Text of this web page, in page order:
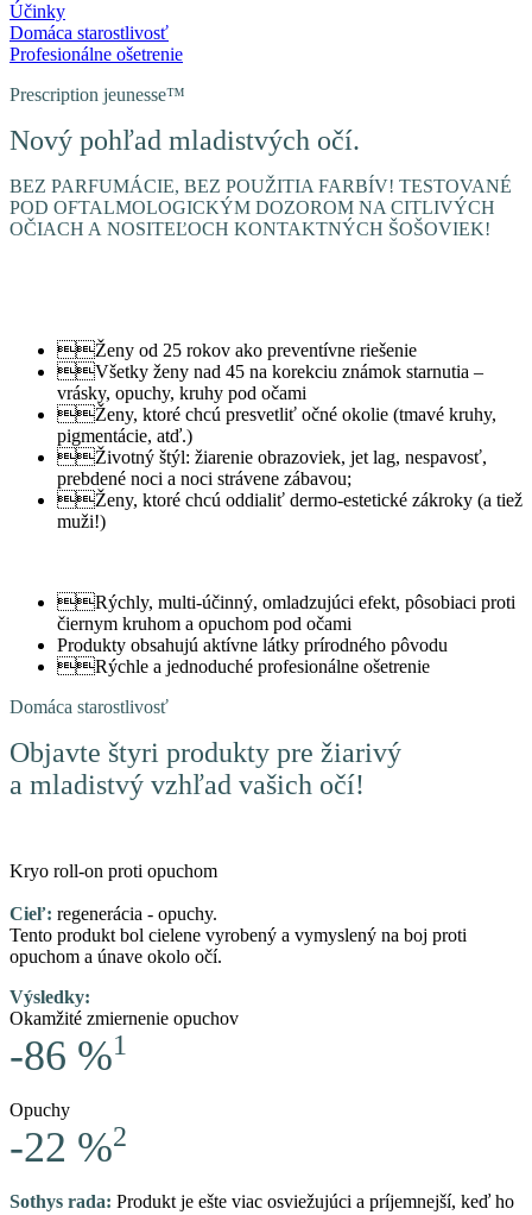
Účinky
Domáca starostlivosť
Profesionálne ošetrenie
Prescription jeunesse™
Nový pohľad mladistvých očí.
BEZ PARFUMÁCIE, BEZ POUŽITIA FARBÍV! TESTOVANÉ
POD OFTALMOLOGICKÝM DOZOROM NA CITLIVÝCH
OČIACH A NOSITEĽOCH KONTAKTNÝCH ŠOŠOVIEK!
Ženy od 25 rokov ako preventívne riešenie
Všetky ženy nad 45 na korekciu známok starnutia –
vrásky, opuchy, kruhy pod očami
Ženy, ktoré chcú presvetliť očné okolie (tmavé kruhy,
pigmentácie, atď.)
Životný štýl: žiarenie obrazoviek, jet lag, nespavosť,
prebdené noci a noci strávene zábavou;
Ženy, ktoré chcú oddialiť dermo-estetické zákroky (a tiež
muži!)
Rýchly, multi-účinný, omladzujúci efekt, pôsobiaci proti
čiernym kruhom a opuchom pod očami
Produkty obsahujú aktívne látky prírodného pôvodu
Rýchle a jednoduché profesionálne ošetrenie
Domáca starostlivosť
Objavte štyri produkty pre žiarivý
a mladistvý vzhľad vašich očí!
Kryo roll-on proti opuchom
Cieľ: regenerácia - opuchy.
Tento produkt bol cielene vyrobený a vymyslený na boj proti
opuchom a únave okolo očí.
Výsledky:
Okamžité zmiernenie opuchov
-86 %1
Opuchy
-22 %2
Sothys rada: Produkt je ešte viac osviežujúci a príjemnejší, keď ho